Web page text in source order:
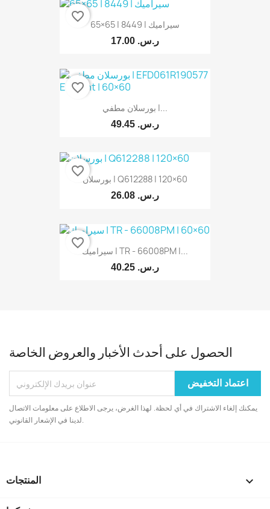
سيراميك | 8449 | 65×65
17.00 ر.س.‏
favorite_border
بورسلان مطفي |...
49.45 ر.س.‏
favorite_border
بورسلان | Q612288 | 120×60
26.08 ر.س.‏
favorite_border
سيراميك | TR - 66008PM |...
40.25 ر.س.‏
favorite_border
الحصول على أحدث الأخبار والعروض الخاصة
يمكنك إلغاء الاشتراك في أي لحظة. لهذا الغرض، يرجى الاطلاع على معلومات الاتصال
لدينا في الإشعار القانوني.
المنتجات 